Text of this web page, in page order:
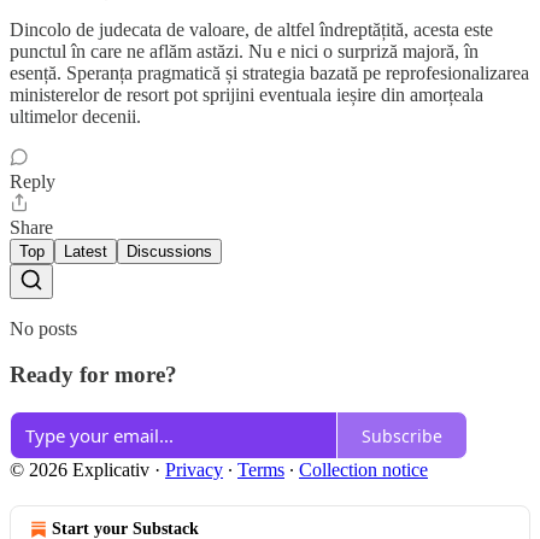
Dincolo de judecata de valoare, de altfel îndreptățită, acesta este
punctul în care ne aflăm astăzi. Nu e nici o surpriză majoră, în
esență. Speranța pragmatică și strategia bazată pe reprofesionalizarea
ministerelor de resort pot sprijini eventuala ieșire din amorțeala
ultimelor decenii.
Reply
Share
Top Latest Discussions
No posts
Ready for more?
Subscribe
© 2026 Explicativ · Privacy ∙ Terms ∙ Collection notice
Start your Substack